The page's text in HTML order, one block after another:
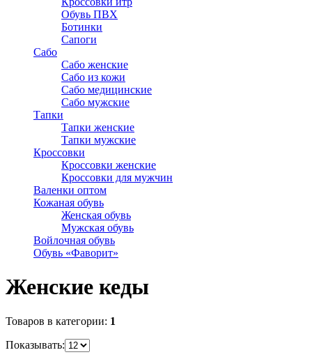
Обувь ПВХ
Ботинки
Сапоги
Сабо
Сабо женские
Сабо из кожи
Сабо медицинские
Сабо мужские
Тапки
Тапки женские
Тапки мужские
Кроссовки
Кроссовки женские
Кроссовки для мужчин
Валенки оптом
Кожаная обувь
Женская обувь
Мужская обувь
Войлочная обувь
Обувь «Фаворит»
Женские кеды
Товаров в категории: 1
Показывать: